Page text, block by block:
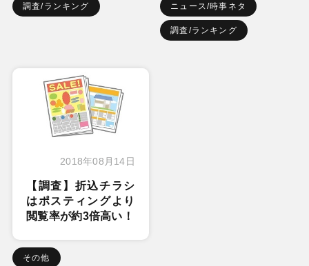
調査/ランキング ニュース/時事ネタ
調査/ランキング
2018年08月14日
【調査】折込チラシ
はポスティングより
閲覧率が約3倍高い！
その他